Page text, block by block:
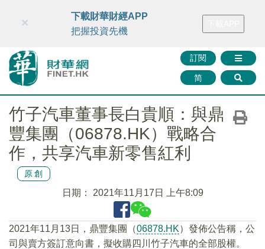
財華智庫網 FINTV FINMETA 財華證券 媒體矩陣
訂閱
简
×
下載財華財經APP
把握投資先機
竹子汽車董事長白貴順：與鼎
豐集團（06878.HK）戰略合
作，共享汽車新零售紅利
原創
日期： 2021年11月17日 上午8:09
2021年11月13日，鼎豐集團（06878.HK）發佈公告稱，公
司與賣方簽訂意向書，擬收購四川竹子汽車的全部股權。